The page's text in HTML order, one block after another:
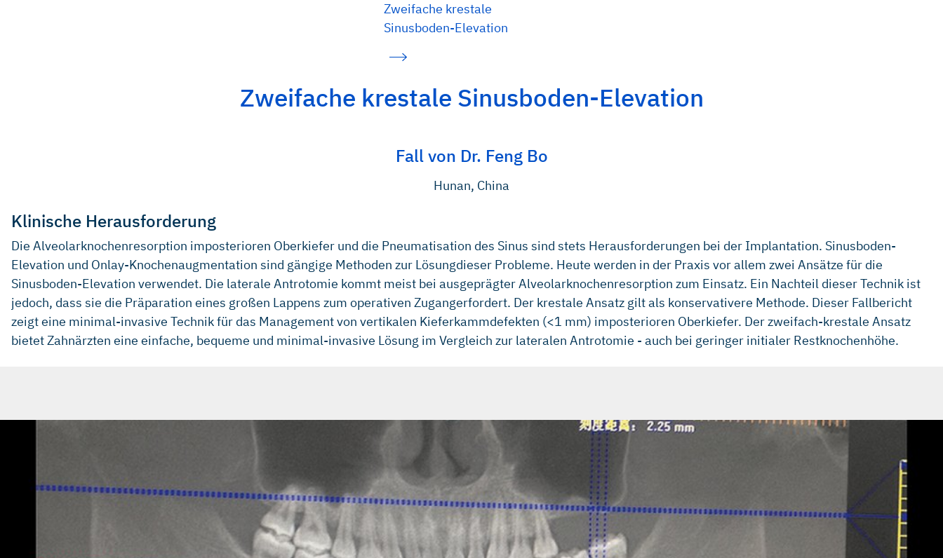
Zweifache krestale
Sinusboden-Elevation
Zweifache krestale Sinusboden-Elevation
Fall von Dr. Feng Bo
Hunan, China
Klinische Herausforderung
Die Alveolarknochenresorption imposterioren Oberkiefer und die Pneumatisation des Sinus sind stets Herausforderungen bei der Implantation. Sinusboden-
Elevation und Onlay-Knochenaugmentation sind gängige Methoden zur Lösungdieser Probleme. Heute werden in der Praxis vor allem zwei Ansätze für die
Sinusboden-Elevation verwendet. Die laterale Antrotomie kommt meist bei ausgeprägter Alveolarknochenresorption zum Einsatz. Ein Nachteil dieser Technik ist
jedoch, dass sie die Präparation eines großen Lappens zum operativen Zugangerfordert. Der krestale Ansatz gilt als konservativere Methode. Dieser Fallbericht
zeigt eine minimal-invasive Technik für das Management von vertikalen Kieferkammdefekten (<1 mm) imposterioren Oberkiefer. Der zweifach-krestale Ansatz
bietet Zahnärzten eine einfache, bequeme und minimal-invasive Lösung im Vergleich zur lateralen Antrotomie - auch bei geringer initialer Restknochenhöhe.